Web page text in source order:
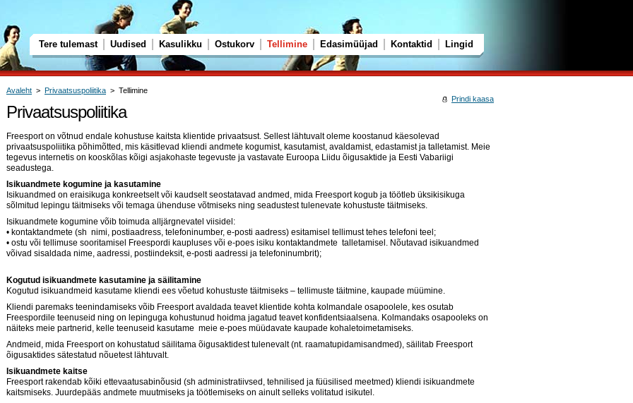
Tere tulemast Uudised Kasulikku Ostukorv Tellimine Edasimüüjad Kontaktid Lingid
Prindi kaasa
Avaleht > Privaatsuspoliitika > Tellimine
Privaatsuspoliitika
Freesport on võtnud endale kohustuse kaitsta klientide privaatsust. Sellest lähtuvalt oleme koostanud käesolevad
privaatsuspoliitika põhimõtted, mis käsitlevad kliendi andmete kogumist, kasutamist, avaldamist, edastamist ja talletamist. Meie
tegevus internetis on kooskõlas kõigi asjakohaste tegevuste ja vastavate Euroopa Liidu õigusaktide ja Eesti Vabariigi
seadustega.
Isikuandmete kogumine ja kasutamine
Isikuandmed on eraisikuga konkreetselt või kaudselt seostatavad andmed, mida Freesport kogub ja töötleb üksikisikuga
sõlmitud lepingu täitmiseks või temaga ühenduse võtmiseks ning seadustest tulenevate kohustuste täitmiseks.
Isikuandmete kogumine võib toimuda alljärgnevatel viisidel:
• kontaktandmete (sh nimi, postiaadress, telefoninumber, e-posti aadress) esitamisel tellimust tehes telefoni teel;
• ostu või tellimuse sooritamisel Freespordi kaupluses või e-poes isiku kontaktandmete talletamisel. Nõutavad isikuandmed
võivad sisaldada nime, aadressi, postiindeksit, e-posti aadressi ja telefoninumbrit);
Kogutud isikuandmete kasutamine ja säilitamine
Kogutud isikuandmeid kasutame kliendi ees võetud kohustuste täitmiseks – tellimuste täitmine, kaupade müümine.
Kliendi paremaks teenindamiseks võib Freesport avaldada teavet klientide kohta kolmandale osapoolele, kes osutab
Freespordile teenuseid ning on lepinguga kohustunud hoidma jagatud teavet konfidentsiaalsena. Kolmandaks osapooleks on
näiteks meie partnerid, kelle teenuseid kasutame meie e-poes müüdavate kaupade kohaletoimetamiseks.
Andmeid, mida Freesport on kohustatud säilitama õigusaktidest tulenevalt (nt. raamatupidamisandmed), säilitab Freesport
õigusaktides sätestatud nõuetest lähtuvalt.
Isikuandmete kaitse
Freesport rakendab kõiki ettevaatusabinõusid (sh administratiivsed, tehnilised ja füüsilised meetmed) kliendi isikuandmete
kaitsmiseks. Juurdepääs andmete muutmiseks ja töötlemiseks on ainult selleks volitatud isikutel.